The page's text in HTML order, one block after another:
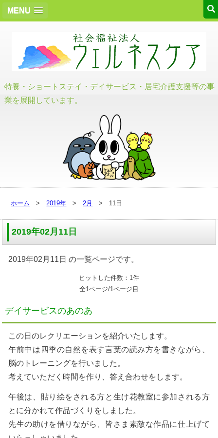
MENU
特養・ショートステイ・デイサービス・居宅介護支援等の事
業を展開しています。
ホーム >2019年 >2月 > 11日
2019年02月11日
2019年02月11日 の一覧ページです。
ヒットした件数：1件
全1ページ/1ページ目
デイサービスのあのあ
この日のレクリエーションを紹介いたします。
午前中は四季の自然を表す言葉の読み方を書きながら、
脳のトレーニングを行いました。
考えていただく時間を作り、答え合わせをします。
午後は、貼り絵をされる方と生け花教室に参加される方
とに分かれて作品づくりをしました。
先生の助けを借りながら、皆さま素敵な作品に仕上げて